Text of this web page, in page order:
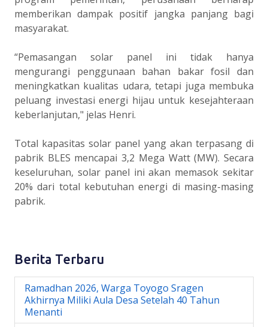
memberikan dampak positif jangka panjang bagi
masyarakat.
“Pemasangan solar panel ini tidak hanya
mengurangi penggunaan bahan bakar fosil dan
meningkatkan kualitas udara, tetapi juga membuka
peluang investasi energi hijau untuk kesejahteraan
keberlanjutan," jelas Henri.
Total kapasitas solar panel yang akan terpasang di
pabrik BLES mencapai 3,2 Mega Watt (MW). Secara
keseluruhan, solar panel ini akan memasok sekitar
20% dari total kebutuhan energi di masing-masing
pabrik.
Berita Terbaru
Ramadhan 2026, Warga Toyogo Sragen
Akhirnya Miliki Aula Desa Setelah 40 Tahun
Menanti